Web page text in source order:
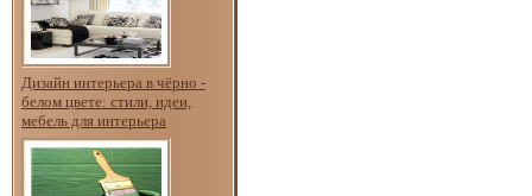
Дизайн интерьера в чёрно -
белом цвете: стили, идеи,
мебель для интерьера